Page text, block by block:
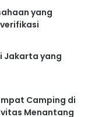
yang
Jakarta yang
Camping di
Menantang